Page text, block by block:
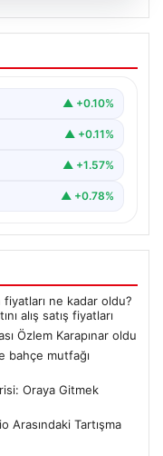
kadın
▲ +0.10%
▲ +0.11%
▲ +1.57%
▲ +0.78%
fiyatları ne kadar oldu?
alış satış fiyatları
Özlem Karapınar oldu
bahçe mutfağı
Oraya Gitmek
Arasındaki Tartışma